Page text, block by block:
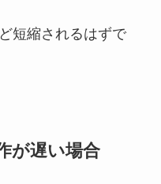
短縮されるはずで
が遅い場合